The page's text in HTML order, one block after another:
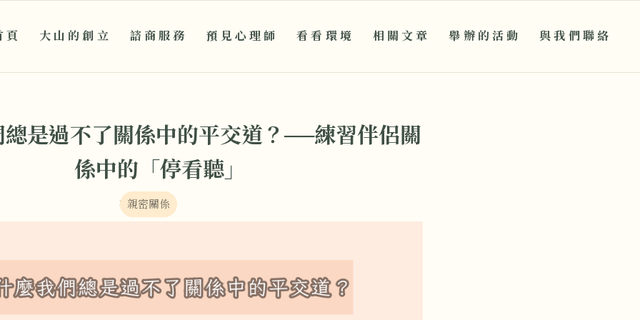
頁 大山的創立 諮商服務 預見心理師 看看環境 相關文章 舉辦的活動 與我們聯絡
總是過不了關係中的平交道？──練習伴侶關
係中的「停看聽」
在：
親密關係